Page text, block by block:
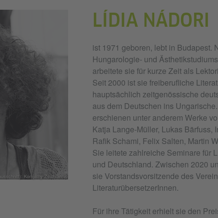
Komjáthy Zsuzsanna
LÍDIA NÁDORI
ist 1971 geboren, lebt in Budapest.
Hungarologie- und
arbeitete sie für kurze Zeit als
Seit 2000 ist sie freiberufliche
hauptsächlich zeitgenössische
aus dem Deutschen ins
erschienen unter anderem Werke
Katja Lange-Müller, Lukas Bärfuss,
Rafik Schami, Felix Salten, Martin
Sie leitete zahlreiche Seminare für
und Deutschland. Zwischen 2020
sie Vorstandsvorsitzende des
LiteraturübersetzerInnen.
Für ihre Tätigkeit erhielt sie den